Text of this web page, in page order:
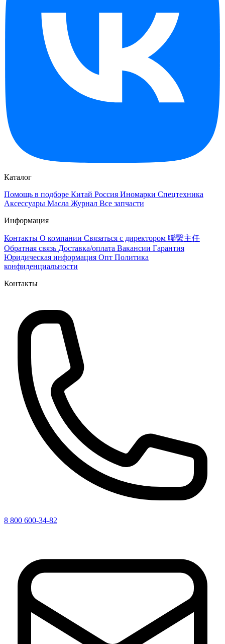
Каталог
Помощь в подборе Китай Россия Иномарки Спецтехника
Аксессуары Масла Журнал Все запчасти
Информация
Контакты О компании Связаться с директором 聯繫主任
Обратная связь Доставка/оплата Вакансии Гарантия
Юридическая информация Опт Политика
конфиденциальности
Контакты
8 800 600-34-82